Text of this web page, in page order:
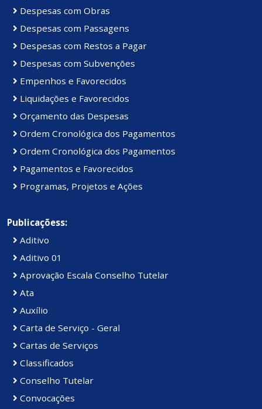
Despesas com Obras
Despesas com Passagens
Despesas com Restos a Pagar
Despesas com Subvenções
Empenhos e Favorecidos
Liquidações e Favorecidos
Orçamento das Despesas
Ordem Cronológica dos Pagamentos
Ordem Cronológica dos Pagamentos
Pagamentos e Favorecidos
Programas, Projetos e Ações
Publicaçõess:
Aditivo
Aditivo 01
Aprovação Escala Conselho Tutelar
Ata
Auxílio
Carta de Serviço - Geral
Cartas de Serviços
Classificados
Conselho Tutelar
Convocações